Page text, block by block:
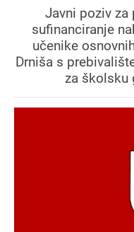
Javni poziv za
sufinanciranje
učenike
Drniša s
za školsku